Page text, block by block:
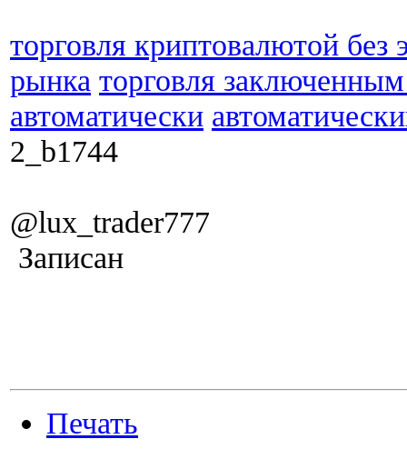
торговля криптовалютой без
рынка торговля
автоматически
2_b1744
@lux_trader777
Записан
Печать